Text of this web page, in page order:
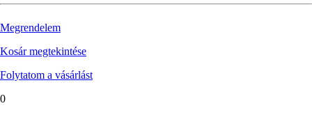
Megrendelem
Kosár megtekintése
Folytatom a vásárlást
0